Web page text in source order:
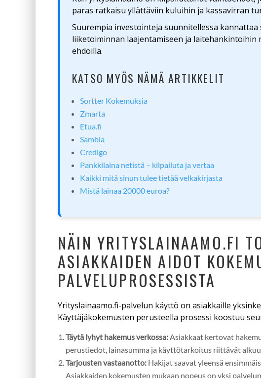
paras ratkaisu yllättäviin kuluihin ja kassavirran
Suurempia investointeja suunnitellessa kannattaa
liiketoiminnan laajentamiseen ja laitehankintoihin
ehdoilla.
KATSO MYÖS NÄMÄ ARTIKKELIT
Sortter Kokemuksia
Zmarta
Etua.fi
Sambla
Credigo
Pankkilaina netistä – kilpailuta ja vertaa
Kaikki mitä sinun tulee tietää velkakirjasta
Mistä lainaa 20000 euroa?
NÄIN YRITYSLAINAAMO.FI
ASIAKKAIDEN AIDOT
PALVELUPROSESSISTA
Yrityslainaamo.fi-palvelun käyttö on asiakkaille
Käyttäjäkokemusten perusteella prosessi koostuu
Täytä lyhyt hakemus verkossa:Asiakkaat kertovat
perustiedot, lainasumma ja käyttötarkoitus riittävät
Tarjousten vastaanotto: Hakijat saavat yleensä
Asiakkaiden kokemusten mukaan nopeus on yksi